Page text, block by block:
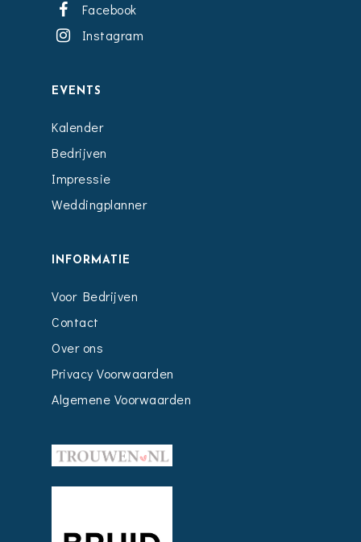
Facebook
Instagram
EVENTS
Kalender
Bedrijven
Impressie
Weddingplanner
INFORMATIE
Voor Bedrijven
Contact
Over ons
Privacy Voorwaarden
Algemene Voorwaarden